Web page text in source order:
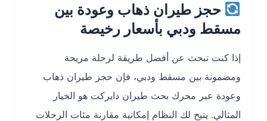
حجز طيران ذهاب وعودة بين
مسقط ودبي بأسعار رخيصة
إذا كنت تبحث عن أفضل طريقة لرحلة مريحة
ومضمونة بين مسقط ودبي، فإن حجز طيران ذهاب
وعودة عبر محرك بحث طيران دايركت هو الخيار
المثالي. يتيح لك النظام إمكانية مقارنة مئات الرحلات